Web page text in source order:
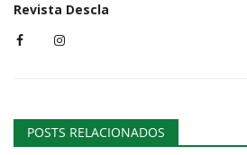
Revista Descla
POSTS RELACIONADOS